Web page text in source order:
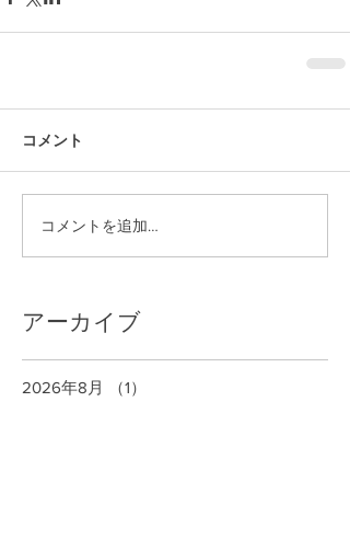
コメント
コメントを追加…
アーカイブ
2026年8月 （1）